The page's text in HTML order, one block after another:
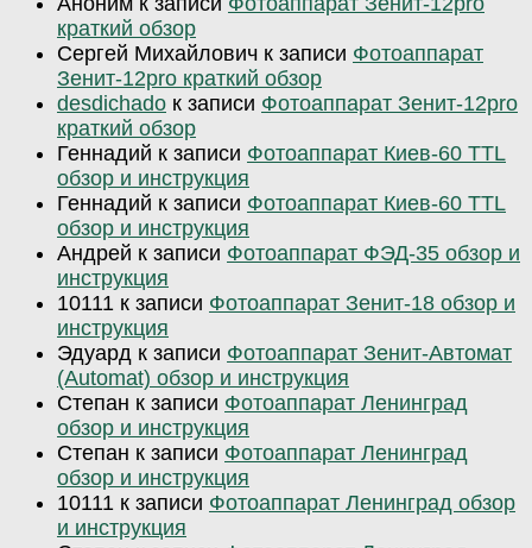
краткий обзор
Сергей Михайлович к записи Фотоаппарат
Зенит-12pro краткий обзор
desdichado к записи Фотоаппарат Зенит-12pro
краткий обзор
Геннадий к записи Фотоаппарат Киев-60 TTL
обзор и инструкция
Геннадий к записи Фотоаппарат Киев-60 TTL
обзор и инструкция
Андрей к записи Фотоаппарат ФЭД-35 обзор и
инструкция
10111 к записи Фотоаппарат Зенит-18 обзор и
инструкция
Эдуард к записи Фотоаппарат Зенит-Автомат
(Automat) обзор и инструкция
Степан к записи Фотоаппарат Ленинград
обзор и инструкция
Степан к записи Фотоаппарат Ленинград
обзор и инструкция
10111 к записи Фотоаппарат Ленинград обзор
и инструкция